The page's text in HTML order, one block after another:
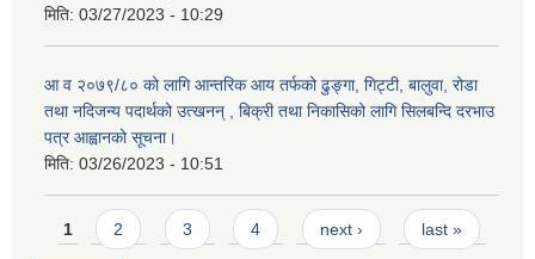
मिति: 03/27/2023 - 10:29
आ व २०७९/८० को लागि आन्तरिक आय तर्फको ढुङ्गा, गिट्टी, बालुवा, रोडा
तथा नदिजन्य पदार्थको उत्खनन् , बिक्री तथा निकासिको लागि सिलबन्दि दरभाउ
पत्र आह्वानको सूचना।
मिति: 03/26/2023 - 10:51
Pages
1 2 3 4 next › last »